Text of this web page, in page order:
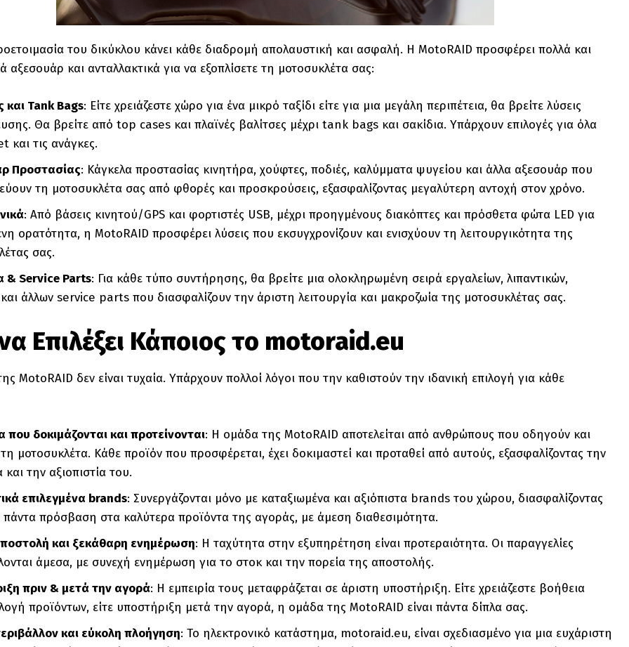
του δικύκλου κάνει κάθε διαδρομή απολαυστική και ασφαλή. Η MotoRAID προσφέρει πολλά και
αξεσουάρ και ανταλλακτικά για να εξοπλίσετε τη μοτοσυκλέτα σας:
και TankBags: Είτε χρειάζεστε χώρο για ένα μικρό ταξίδι είτε για μια μεγάλη περιπέτεια, θα βρείτε λύσεις
Θα βρείτε από top cases και πλαϊνές βαλίτσες μέχρι tank bags και σακίδια. Υπάρχουν επιλογές για όλα
και τις ανάγκες.
Προστασίας: Κάγκελα προστασίας κινητήρα, χούφτες, ποδιές, καλύμματα ψυγείου και άλλα αξεσουάρ που
τη μοτοσυκλέτα σας από φθορές και προσκρούσεις, εξασφαλίζοντας μεγαλύτερη αντοχή στον χρόνο.
: Από βάσεις κινητού/GPS και φορτιστές USB, μέχρι προηγμένους διακόπτες και πρόσθετα φώτα LED για
ορατότητα, η MotoRAID προσφέρει λύσεις που εκσυγχρονίζουν και ενισχύουν τη λειτουργικότητα της
σας.
& Service Parts: Για κάθε τύπο συντήρησης, θα βρείτε μια ολοκληρωμένη σειρά εργαλείων, λιπαντικών,
άλλων service parts που διασφαλίζουν την άριστη λειτουργία και μακροζωία της μοτοσυκλέτας σας.
να Επιλέξει Κάποιος το motoraid.eu
MotoRAID δεν είναι τυχαία. Υπάρχουν πολλοί λόγοι που την καθιστούν την ιδανική επιλογή για κάθε
που δοκιμάζονται και προτείνονται: Η ομάδα της MotoRAID αποτελείται από ανθρώπους που οδηγούν και
μοτοσυκλέτα. Κάθε προϊόν που προσφέρεται, έχει δοκιμαστεί και προταθεί από αυτούς, εξασφαλίζοντας την
και την αξιοπιστία του.
επιλεγμένα brands: Συνεργάζονται μόνο με καταξιωμένα και αξιόπιστα brands του χώρου, διασφαλίζοντας
πάντα πρόσβαση στα καλύτερα προϊόντα της αγοράς, με άμεση διαθεσιμότητα.
και ξεκάθαρη ενημέρωση: Η ταχύτητα στην εξυπηρέτηση είναι προτεραιότητα. Οι παραγγελίες
άμεσα, με συνεχή ενημέρωση για το στοκ και την πορεία της αποστολής.
πριν & μετά την αγορά: Η εμπειρία τους μεταφράζεται σε άριστη υποστήριξη. Είτε χρειάζεστε βοήθεια
προϊόντων, είτε υποστήριξη μετά την αγορά, η ομάδα της MotoRAID είναι πάντα δίπλα σας.
και εύκολη πλοήγηση: Το ηλεκτρονικό κατάστημα, motoraid.eu, είναι σχεδιασμένο για μια ευχάριστη